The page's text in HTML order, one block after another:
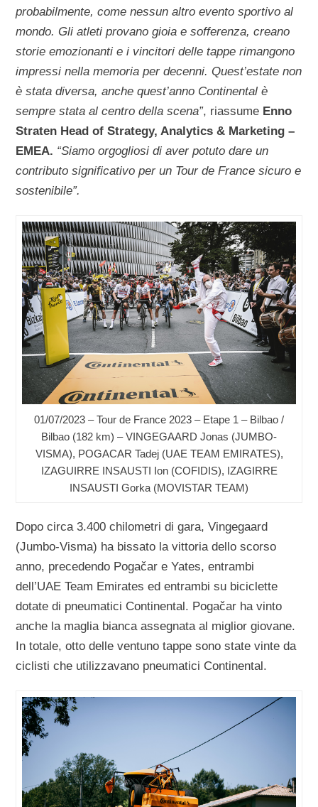
probabilmente, come nessun altro evento sportivo al
mondo. Gli atleti provano gioia e sofferenza, creano
storie emozionanti e i vincitori delle tappe rimangono
impressi nella memoria per decenni. Quest’estate non
è stata diversa, anche quest’anno Continental è
sempre stata al centro della scena”, riassume Enno
Straten Head of Strategy, Analytics & Marketing –
EMEA. “Siamo orgogliosi di aver potuto dare un
contributo significativo per un Tour de France sicuro e
sostenibile”.
01/07/2023 – Tour de France 2023 – Etape 1 – Bilbao /
Bilbao (182 km) – VINGEGAARD Jonas (JUMBO-
VISMA), POGACAR Tadej (UAE TEAM EMIRATES),
IZAGUIRRE INSAUSTI Ion (COFIDIS), IZAGIRRE
INSAUSTI Gorka (MOVISTAR TEAM)
Dopo circa 3.400 chilometri di gara, Vingegaard
(Jumbo-Visma) ha bissato la vittoria dello scorso
anno, precedendo Pogačar e Yates, entrambi
dell’UAE Team Emirates ed entrambi su biciclette
dotate di pneumatici Continental. Pogačar ha vinto
anche la maglia bianca assegnata al miglior giovane.
In totale, otto delle ventuno tappe sono state vinte da
ciclisti che utilizzavano pneumatici Continental.